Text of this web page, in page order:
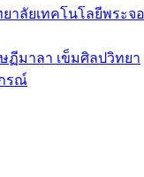
าลัยเทคโนโลยีพระจ
ฏีมาลา เข็มศิลปวิทยา
รณ์